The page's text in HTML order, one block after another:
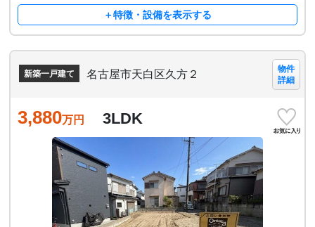
＋特徴・設備を表示する
新築一戸建て 名古屋市天白区久方２
物件
詳細
3,880万円 3LDK